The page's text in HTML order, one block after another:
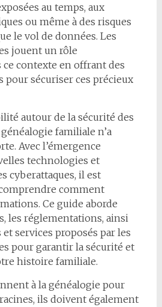
au temps, aux
ou même à des risques
le vol de données. Les
jouent un rôle
contexte en offrant des
pour sécuriser ces précieux
autour de la sécurité des
familiale n’a
Avec l’émergence
technologies et
cyberattaques, il est
comment
Ce guide aborde
les réglementations, ainsi
et services proposés par les
pour garantir la sécurité et
histoire familiale.
à la généalogie pour
ils doivent également